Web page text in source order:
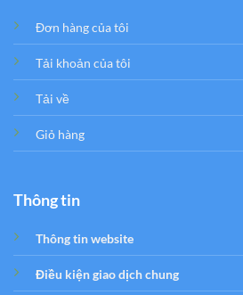
Đơn hàng của tôi
Tải khoản của tôi
Tải về
Giỏ hàng
Thông tin
Thông tin website
Điều kiện giao dịch chung